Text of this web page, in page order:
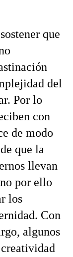
que
del
Por lo
con
de modo
que la
llevan
por ello
los
Con
algunos
creatividad